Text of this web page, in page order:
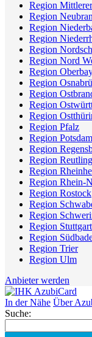
Region
Region
Region
Region
Region
Region Nord
Region
Region
Region
Region
Region
Region Pfalz
Region Potsdam
Region
Region
Region
Region Rhein-
Region Rostock
Region
Region
Region Stuttgart
Region
Region Trier
Region Ulm
Anbieter werden
In der Nähe Über
Suche: